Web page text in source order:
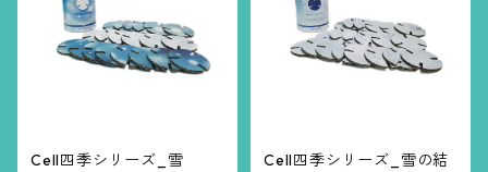
Cell四季シリーズ_雪
Cell四季シリーズ_雪の結